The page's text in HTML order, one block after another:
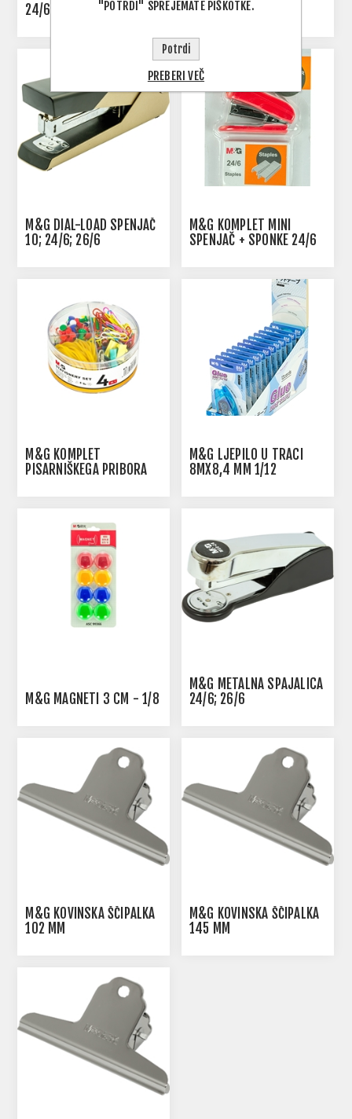
24/6
13,5 CM BOY
M&G DIAL-LOAD SPENJAČ
10; 24/6; 26/6
M&G KOMPLET MINI
SPENJAČ + SPONKE 24/6
M&G KOMPLET
PISARNIŠKEGA PRIBORA
M&G LJEPILO U TRACI
8MX8,4 MM 1/12
M&G MAGNETI 3 CM - 1/8
M&G METALNA SPAJALICA
24/6; 26/6
M&G KOVINSKA ŠČIPALKA
102 MM
M&G KOVINSKA ŠČIPALKA
145 MM
"POTRDI" SPREJEMATE PIŠKOTKE.
Potrdi
PREBERI VEČ